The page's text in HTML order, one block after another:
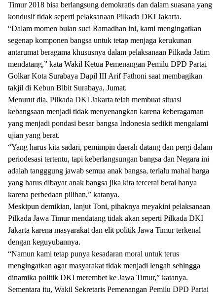
Timur 2018 bisa berlangsung demokratis dan dalam suasana yang
kondusif tidak seperti pelaksanaan Pilkada DKI Jakarta.
“Dalam momen bulan suci Ramadhan ini, kami mengingatkan
segenap komponen bangsa untuk tetap menjaga kerukunan
antarumat beragama khususnya dalam pelaksanaan Pilkada Jatim
mendatang,” kata Wakil Ketua Pemenangan Pemilu DPD Partai
Golkar Kota Surabaya Dapil III Arif Fathoni saat membagikan
takjil di Kebun Bibit Surabaya, Jumat.
Menurut dia, Pilkada DKI Jakarta telah membuat situasi
kebangsaan menjadi tidak menyenangkan karena keberagaman
yang menjadi pondasi besar bangsa Indonesia sedikit mengalami
ujian yang berat.
“Yang harus kita sadari, pemimpin daerah datang dan pergi dalam
periodesasi tertentu, tapi keberlangsungan bangsa dan Negara ini
adalah tangggung jawab semua anak bangsa, terlalu mahal harga
yang harus dibayar anak bangsa jika kita tercerai berai hanya
karena perbedaan pilihan,” katanya.
Meskipun demikian, lanjut Toni, pihaknya meyakini pelaksanaan
Pilkada Jawa Timur mendatang tidak akan seperti Pilkada DKI
Jakarta karena masyarakat dan elit politik Jawa Timur terkenal
dengan keguyubannya.
“Namun kami tetap punya kesadaran moral untuk terus
mengingatkan agar masyarakat tidak menjadi lengah sehingga
dinamika politik DKI merembet ke Jawa Timur,” katanya.
Sementara itu, Wakil Sekretaris Pemenangan Pemilu DPD Partai